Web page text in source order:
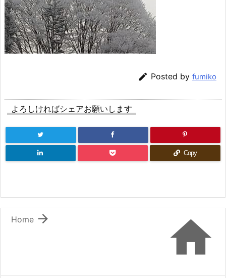
 Posted by fumiko
よろしければシェアお願いします
Copy


Home